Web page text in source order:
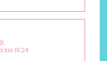
las 19:24